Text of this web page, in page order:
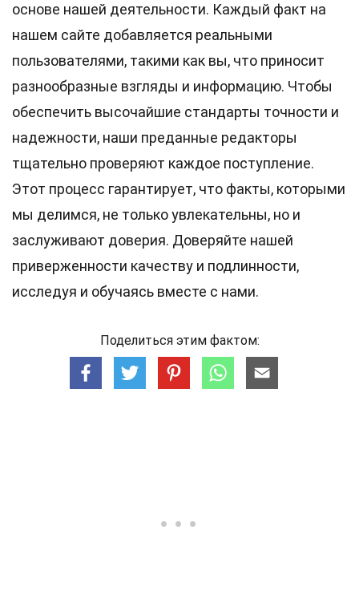
основе нашей деятельности. Каждый факт на
нашем сайте добавляется реальными
пользователями, такими как вы, что приносит
разнообразные взгляды и информацию. Чтобы
обеспечить высочайшие стандарты точности и
надежности, наши преданные редакторы
тщательно проверяют каждое поступление.
Этот процесс гарантирует, что факты, которыми
мы делимся, не только увлекательны, но и
заслуживают доверия. Доверяйте нашей
приверженности качеству и подлинности,
исследуя и обучаясь вместе с нами.
Поделиться этим фактом: